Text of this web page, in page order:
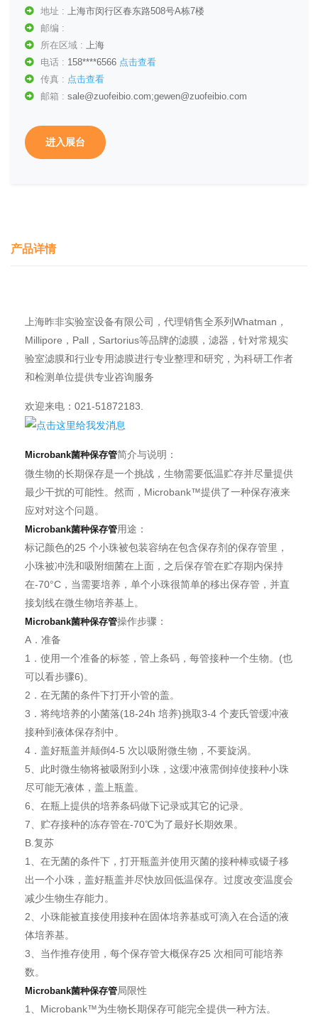
地址 : 上海市闵行区春东路508号A栋7楼
邮编 :
所在区域 : 上海
电话 : 158****6566 点击查看
传真 : 点击查看
邮箱 : sale@zuofeibio.com;gewen@zuofeibio.com
进入展台
产品详情
上海昨非实验室设备有限公司，代理销售全系列Whatman，
Millipore，Pall，Sartorius等品牌的滤膜，滤器，针对常规实
验室滤膜和行业专用滤膜进行专业整理和研究，为科研工作者
和检测单位提供专业咨询服务
欢迎来电：021-51872183.
Microbank菌种保存管简介与说明：
微生物的长期保存是一个挑战，生物需要低温贮存并尽量提供
最少干扰的可能性。然而，Microbank™提供了一种保存液来
应对对这个问题。
Microbank菌种保存管用途：
标记颜色的25 个小珠被包装容纳在包含保存剂的保存管里，
小珠被冲洗和吸附细菌在上面，之后保存管在贮存期内保持
在-70°C，当需要培养，单个小珠很简单的移出保存管，并直
接划线在微生物培养基上。
Microbank菌种保存管操作步骤：
A．准备
1．使用一个准备的标签，管上条码，每管接种一个生物。(也
可以看步骤6)。
2．在无菌的条件下打开小管的盖。
3．将纯培养的小菌落(18-24h 培养)挑取3-4 个麦氏管缓冲液
接种到液体保存剂中。
4．盖好瓶盖并颠倒4-5 次以吸附微生物，不要旋涡。
5、此时微生物将被吸附到小珠，这缓冲液需倒掉使接种小珠
尽可能无液体，盖上瓶盖。
6、在瓶上提供的培养条码做下记录或其它的记录。
7、贮存接种的冻存管在-70℃为了最好长期效果。
B.复苏
1、在无菌的条件下，打开瓶盖并使用灭菌的接种棒或镊子移
出一个小珠，盖好瓶盖并尽快放回低温保存。过度改变温度会
减少生物生存能力。
2、小珠能被直接使用接种在固体培养基或可滴入在合适的液
体培养基。
3、当作推存使用，每个保存管大概保存25 次相同可能培养
数。
Microbank菌种保存管局限性
1、Microbank™为生物长期保存可能完全提供一种方法。